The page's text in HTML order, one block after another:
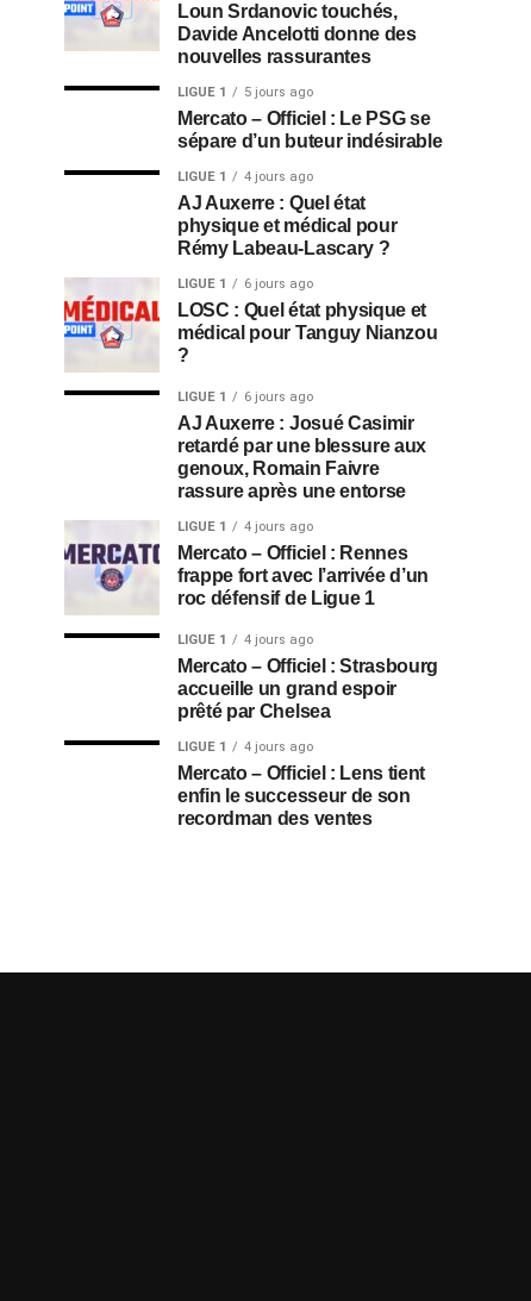
Loun Srdanovic touchés,
Davide Ancelotti donne des
nouvelles rassurantes
LIGUE 1 5 jours ago
Mercato – Officiel : Le PSG se
sépare d’un buteur indésirable
LIGUE 1 4 jours ago
AJ Auxerre : Quel état
physique et médical pour
Rémy Labeau-Lascary ?
LIGUE 1 6 jours ago
LOSC : Quel état physique et
médical pour Tanguy Nianzou
?
LIGUE 1 6 jours ago
AJ Auxerre : Josué Casimir
retardé par une blessure aux
genoux, Romain Faivre
rassure après une entorse
LIGUE 1 4 jours ago
Mercato – Officiel : Rennes
frappe fort avec l’arrivée d’un
roc défensif de Ligue 1
LIGUE 1 4 jours ago
Mercato – Officiel : Strasbourg
accueille un grand espoir
prêté par Chelsea
LIGUE 1 4 jours ago
Mercato – Officiel : Lens tient
enfin le successeur de son
recordman des ventes